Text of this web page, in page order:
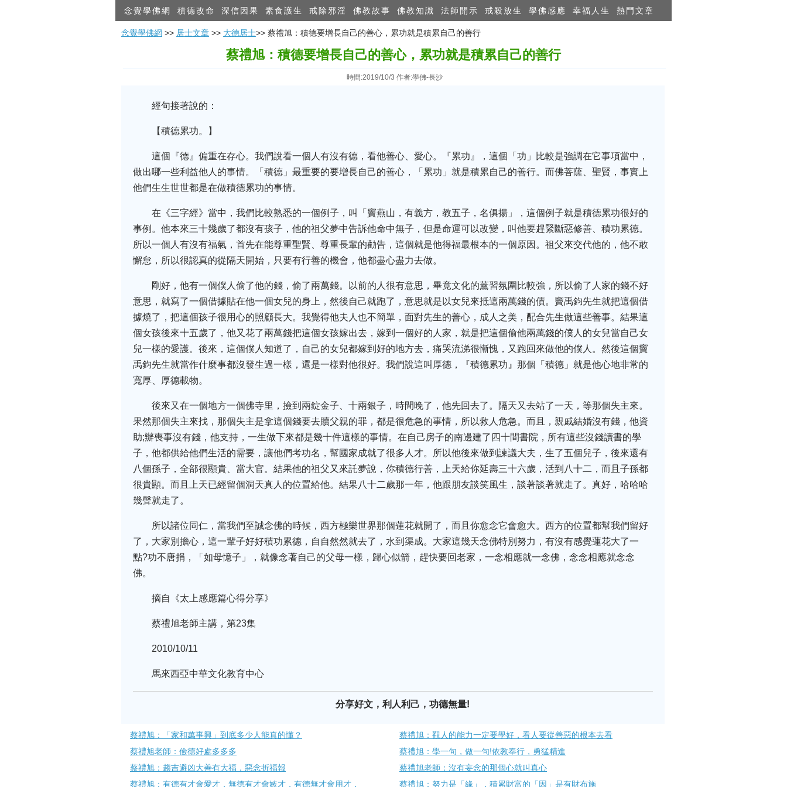
念覺學佛網 積德改命 深信因果 素食護生 戒除邪淫 佛教故事 佛教知識 法師開示 戒殺放生 學佛感應 幸福人生 熱門文章
念覺學佛網 >> 居士文章 >> 大德居士>> 蔡禮旭：積德要增長自己的善心，累功就是積累自己的善行
蔡禮旭：積德要增長自己的善心，累功就是積累自己的善行
時間:2019/10/3 作者:學佛-長沙
經句接著說的：
【積德累功。】
這個『德』偏重在存心。我們說看一個人有沒有德，看他善心、愛心。『累功』，這個「功」比較是強調在它事項當中，
做出哪一些利益他人的事情。「積德」最重要的要增長自己的善心，「累功」就是積累自己的善行。而佛菩薩、聖賢，事實上
他們生生世世都是在做積德累功的事情。
在《三字經》當中，我們比較熟悉的一個例子，叫「竇燕山，有義方，教五子，名俱揚」，這個例子就是積德累功很好的
事例。他本來三十幾歲了都沒有孩子，他的祖父夢中告訴他命中無子，但是命運可以改變，叫他要趕緊斷惡修善、積功累德。
所以一個人有沒有福氣，首先在能尊重聖賢、尊重長輩的勸告，這個就是他得福最根本的一個原因。祖父來交代他的，他不敢
懈怠，所以很認真的從隔天開始，只要有行善的機會，他都盡心盡力去做。
剛好，他有一個僕人偷了他的錢，偷了兩萬錢。以前的人很有意思，畢竟文化的薰習氛圍比較強，所以偷了人家的錢不好
意思，就寫了一個借據貼在他一個女兒的身上，然後自己就跑了，意思就是以女兒來抵這兩萬錢的債。竇禹鈞先生就把這個借
據燒了，把這個孩子很用心的照顧長大。我覺得他夫人也不簡單，面對先生的善心，成人之美，配合先生做這些善事。結果這
個女孩後來十五歲了，他又花了兩萬錢把這個女孩嫁出去，嫁到一個好的人家，就是把這個偷他兩萬錢的僕人的女兒當自己女
兒一樣的愛護。後來，這個僕人知道了，自己的女兒都嫁到好的地方去，痛哭流涕很慚愧，又跑回來做他的僕人。然後這個竇
禹鈞先生就當作什麼事都沒發生過一樣，還是一樣對他很好。我們說這叫厚德，『積德累功』那個「積德」就是他心地非常的
寬厚、厚德載物。
後來又在一個地方一個佛寺里，撿到兩錠金子、十兩銀子，時間晚了，他先回去了。隔天又去站了一天，等那個失主來。
果然那個失主來找，那個失主是拿這個錢要去贖父親的罪，都是很危急的事情，所以救人危急。而且，親戚結婚沒有錢，他資
助;辦喪事沒有錢，他支持，一生做下來都是幾十件這樣的事情。在自己房子的南邊建了四十間書院，所有這些沒錢讀書的學
子，他都供給他們生活的需要，讓他們考功名，幫國家成就了很多人才。所以他後來做到諫議大夫，生了五個兒子，後來還有
八個孫子，全部很顯貴、當大官。結果他的祖父又來託夢說，你積德行善，上天給你延壽三十六歲，活到八十二，而且子孫都
很貴顯。而且上天已經留個洞天真人的位置給他。結果八十二歲那一年，他跟朋友談笑風生，談著談著就走了。真好，哈哈哈
幾聲就走了。
所以諸位同仁，當我們至誠念佛的時候，西方極樂世界那個蓮花就開了，而且你愈念它會愈大。西方的位置都幫我們留好
了，大家別擔心，這一輩子好好積功累德，自自然然就去了，水到渠成。大家這幾天念佛特別努力，有沒有感覺蓮花大了一
點?功不唐捐，「如母憶子」，就像念著自己的父母一樣，歸心似箭，趕快要回老家，一念相應就一念佛，念念相應就念念
佛。
摘自《太上感應篇心得分享》
蔡禮旭老師主講，第23集
2010/10/11
馬來西亞中華文化教育中心
分享好文，利人利己，功德無量!
蔡禮旭：「家和萬事興」到底多少人能真的懂？
蔡禮旭：觀人的能力一定要學好，看人要從善惡的根本去看
蔡禮旭老師：儉德好處多多多
蔡禮旭：學一句，做一句!依教奉行，勇猛精進
蔡禮旭：趨吉避凶大善有大福，惡念折福報
蔡禮旭老師：沒有妄念的那個心就叫真心
蔡禮旭：有德有才會愛才，無德有才會嫉才，有德無才會用才，
蔡禮旭：努力是「緣」，積累財富的「因」是有財布施